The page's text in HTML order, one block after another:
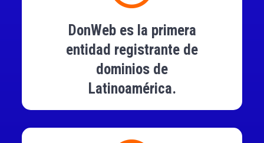
DonWeb es la primera
entidad registrante de
dominios de
Latinoamérica.